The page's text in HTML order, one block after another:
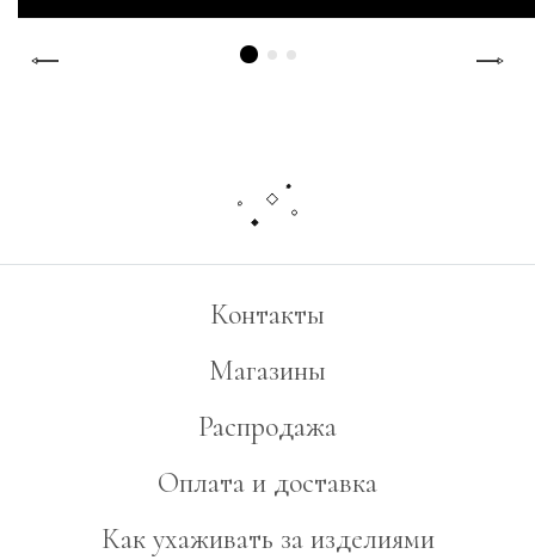
Контакты
Магазины
Распродажа
Оплата и доставка
Как ухаживать за изделиями